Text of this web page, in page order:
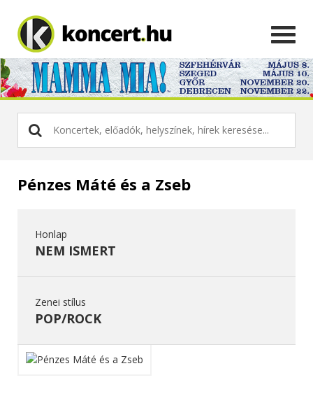
Pénzes Máté és a Zseb
Honlap
NEM ISMERT
Zenei stílus
POP/ROCK